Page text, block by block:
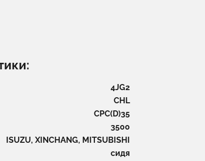
4JG2
CHL
CPC(D)35
3500
ISUZU, XINCHANG, MITSUBISHI
сидя